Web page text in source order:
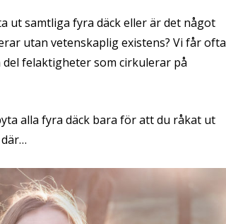
ut samtliga fyra däck eller är det något
utan vetenskaplig existens? Vi får ofta
felaktigheter som cirkulerar på
alla fyra däck bara för att du råkat ut